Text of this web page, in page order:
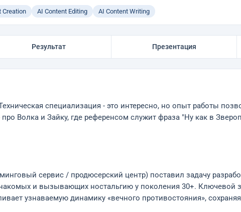
Creation AI Content Editing AI Content Writing
Результат Презентация
специализация - это интересно, но опыт работы
Волка и Зайку, где референсом служит фраза "Ну как в
сервис / продюсерский центр) поставил задачу
и вызывающих ностальгию у поколения 30+. Ключевой
узнаваемую динамику «вечного противостояния»,